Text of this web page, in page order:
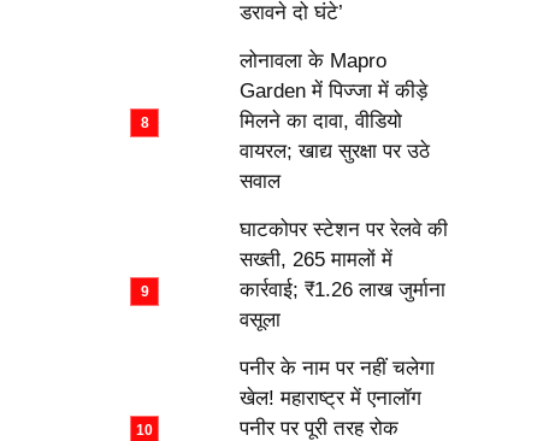
डरावने दो घंटे’
लोनावला के Mapro
Garden में पिज्जा में कीड़े
मिलने का दावा, वीडियो
वायरल; खाद्य सुरक्षा पर उठे
सवाल
घाटकोपर स्टेशन पर रेलवे की
सख्ती, 265 मामलों में
कार्रवाई; ₹1.26 लाख जुर्माना
वसूला
पनीर के नाम पर नहीं चलेगा
खेल! महाराष्ट्र में एनालॉग
पनीर पर पूरी तरह रोक